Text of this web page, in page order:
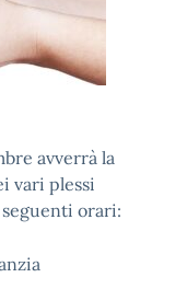
avverrà la
vari plessi
orari: